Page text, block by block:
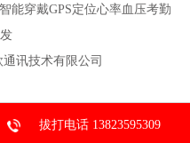
能穿戴GPS定位心率血压考勤
讯技术有限公司
拔打电话 13823595309